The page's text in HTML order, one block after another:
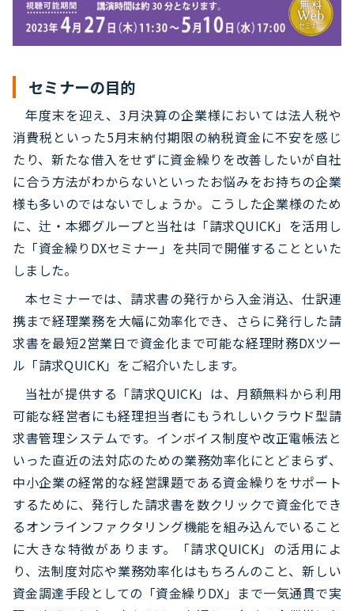
セミナーの目的
年度末を迎え、3月決算の企業様においては法人税や
消費税といった5月末納付期限の納税資金に不安を感じ
たり、新たな借入をせずに資金繰りを改善したいが自社
に合う方法がわからないといったお悩みをお持ちの企業
様も多いのではないでしょうか。こうした企業様のため
に、辻・本郷グループと当社は「請求QUICK」を活用し
た「資金繰りDXセミナー」を共同で開催することといた
しました。
本セミナーでは、請求書の発行から入金消込、仕訳連
携まで経理業務を大幅に効率化でき、さらに発行した請
求書を最短2営業日で資金化まで可能な経理財務DXツー
ル「請求QUICK」をご紹介いたします。
当社が提供する「請求QUICK」は、月額無料から利用
可能な経営者にも経理担当者にもうれしいクラウド型請
求書管理システムです。インボイス制度や改正電帳法と
いった直近の法対応のための業務効率化にとどまらず、
中小企業の経常的な経営課題である資金繰りをサポート
するために、発行した請求書を数クリックで資金化でき
るオンラインファクタリング機能を組み込んでいること
に大きな特徴があります。「請求QUICK」の活用によ
り、法制度対応や業務効率化はもちろんのこと、新しい
資金調達手段としての「資金繰りDX」まで一気通貫で実